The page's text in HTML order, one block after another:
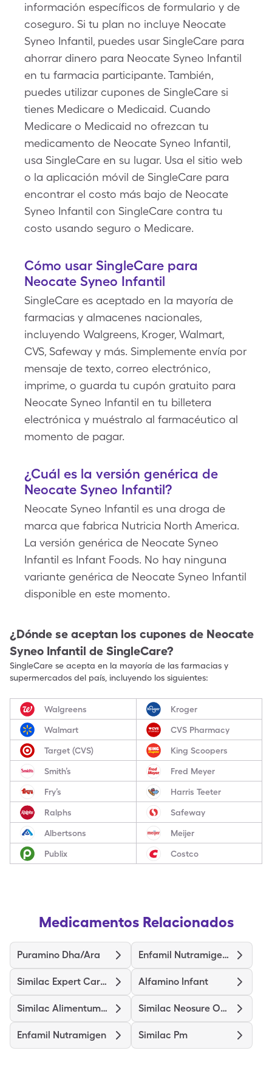
información específicos de formulario y de
coseguro. Si tu plan no incluye Neocate
Syneo Infantil, puedes usar SingleCare para
ahorrar dinero para Neocate Syneo Infantil
en tu farmacia participante. También,
puedes utilizar cupones de SingleCare si
tienes Medicare o Medicaid. Cuando
Medicare o Medicaid no ofrezcan tu
medicamento de Neocate Syneo Infantil,
usa SingleCare en su lugar. Usa el sitio web
o la aplicación móvil de SingleCare para
encontrar el costo más bajo de Neocate
Syneo Infantil con SingleCare contra tu
costo usando seguro o Medicare.
Cómo usar SingleCare para
Neocate Syneo Infantil
SingleCare es aceptado en la mayoría de
farmacias y almacenes nacionales,
incluyendo Walgreens, Kroger, Walmart,
CVS, Safeway y más. Simplemente envía por
mensaje de texto, correo electrónico,
imprime, o guarda tu cupón gratuito para
Neocate Syneo Infantil en tu billetera
electrónica y muéstralo al farmacéutico al
momento de pagar.
¿Cuál es la versión genérica de
Neocate Syneo Infantil?
Neocate Syneo Infantil es una droga de
marca que fabrica Nutricia North America.
La versión genérica de Neocate Syneo
Infantil es Infant Foods. No hay ninguna
variante genérica de Neocate Syneo Infantil
disponible en este momento.
¿Dónde se aceptan los cupones de Neocate
Syneo Infantil de SingleCare?
SingleCare se acepta en la mayoría de las farmacias y
supermercados del país, incluyendo los siguientes:
Walgreens Kroger
Walmart CVS Pharmacy
Target (CVS) King Scoopers
Smith’s Fred Meyer
Fry’s Harris Teeter
Ralphs Safeway
Albertsons Meijer
Publix Costco
Medicamentos Relacionados
Puramino Dha/Ara Enfamil Nutramigen Probiot Lgg
Similac Expert Care Alimentum Alfamino Infant
Similac Alimentum-Iron Similac Neosure Optigro
Enfamil Nutramigen Similac Pm